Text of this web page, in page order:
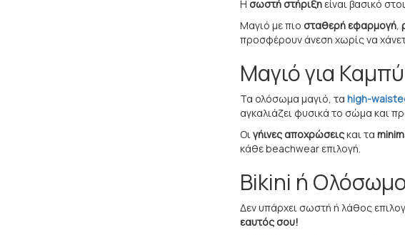
Η σωστή στήριξη είναι βασικό
Μαγιό με πιο σταθερή εφαρμογή,
προσφέρουν άνεση χωρίς να
Μαγιό για
Τα ολόσωμα μαγιό, τα high-
αγκαλιάζει φυσικά το σώμα και
Οιγήινες αποχρώσειςκαι τα
κάθε beachwear επιλογή.
Bikini ή
Δεν υπάρχει σωστή ή λάθος
εαυτός σου!